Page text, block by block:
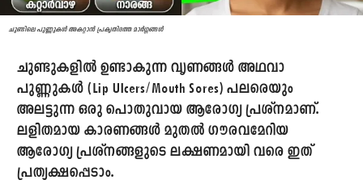
ചുണ്ടിലെ പുണ്ണുകൾ അകറ്റാൻ പ്രകൃതിദത്ത മാർഗ്ഗങ്ങൾ
ചുണ്ടുകളിൽ ഉണ്ടാകുന്ന വൃണങ്ങൾ അഥവാ
പുണ്ണുകൾ (Lip Ulcers/Mouth Sores) പലരെയും
അലട്ടുന്ന ഒരു പൊതുവായ ആരോഗ്യ പ്രശ്നമാണ്.
ലളിതമായ കാരണങ്ങൾ മുതൽ ഗൗരവമേറിയ
ആരോഗ്യ പ്രശ്നങ്ങളുടെ ലക്ഷണമായി വരെ ഇത്
പ്രത്യക്ഷപ്പെടാം.